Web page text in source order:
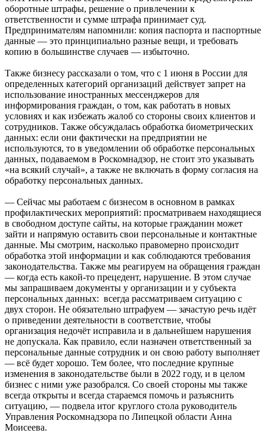
оборотные штрафы, решение о привлечении к
ответственности и сумме штрафа принимает суд.
Предпринимателям напомнили: копия паспорта и паспортные
данные — это принципиально разные вещи, и требовать
копию в большинстве случаев — избыточно.
Также бизнесу рассказали о том, что с 1 июня в России для
определенных категорий организаций действует запрет на
использование иностранных мессенджеров для
информирования граждан, о том, как работать в новых
условиях и как избежать жалоб со стороны своих клиентов и
сотрудников. Также обсуждалась обработка биометрических
данных: если они фактически на предприятии не
используются, то в уведомлении об обработке персональных
данных, подаваемом в Роскомнадзор, не стоит это указывать
«на всякий случай», а также не включать в форму согласия на
обработку персональных данных.
— Сейчас мы работаем с бизнесом в основном в рамках
профилактических мероприятий: просматриваем находящиеся
в свободном доступе сайты, на которые гражданин может
зайти и напрямую оставить свои персональные и контактные
данные. Мы смотрим, насколько правомерно происходит
обработка этой информации и как соблюдаются требования
законодательства. Также мы реагируем на обращения граждан
— когда есть какой-то прецедент, нарушение. В этом случае
мы запрашиваем документы у организации и у субъекта
персональных данных: всегда рассматриваем ситуацию с
двух сторон. Не обязательно штрафуем — зачастую речь идёт
о приведении деятельности в соответствие, чтобы
организация недочёт исправила и в дальнейшем нарушения
не допускала. Как правило, если назначен ответственный за
персональные данные сотрудник и он свою работу выполняет
— всё будет хорошо. Тем более, что последние крупные
изменения в законодательстве были в 2022 году, и в целом
бизнес с ними уже разобрался. Со своей стороны мы также
всегда открыты и всегда стараемся помочь и разъяснить
ситуацию, — подвела итог круглого стола руководитель
Управления Роскомнадзора по Липецкой области Анна
Моисеева.